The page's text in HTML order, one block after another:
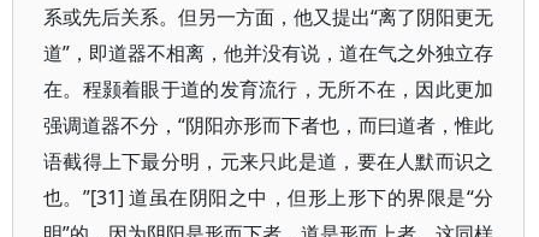
系或先后关系。但另一方面，他又提出“离了阴阳更无
道”，即道器不相离，他并没有说，道在气之外独立存
在。程颢着眼于道的发育流行，无所不在，因此更加
强调道器不分，“阴阳亦形而下者也，而曰道者，惟此
语截得上下最分明，元来只此是道，要在人默而识之
也。”[31] 道虽在阴阳之中，但形上形下的界限是“分